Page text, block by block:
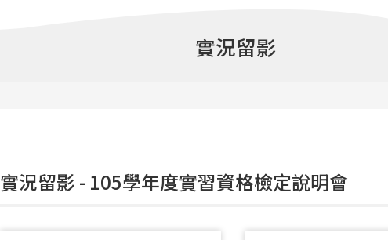
實況留影
實況留影 - 105學年度實習資格檢定說明會